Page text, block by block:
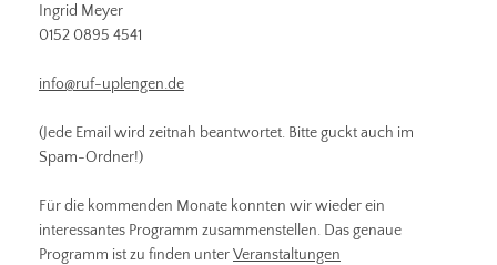
Ingrid Meyer
0152 0895 4541
info@ruf-uplengen.de
(Jede Email wird zeitnah beantwortet. Bitte guckt auch im
Spam-Ordner!)
Für die kommenden Monate konnten wir wieder ein
interessantes Programm zusammenstellen. Das genaue
Programm ist zu finden unterVeranstaltungen